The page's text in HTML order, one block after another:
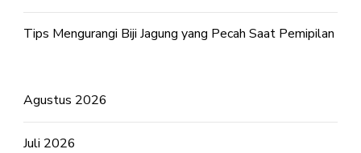
Tips Mengurangi Biji Jagung yang Pecah Saat Pemipilan
Agustus 2026
Juli 2026